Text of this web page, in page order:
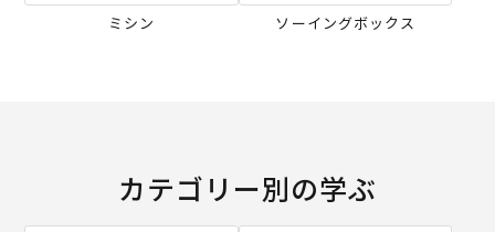
ミシン ソーイングボックス
カテゴリー別の学ぶ